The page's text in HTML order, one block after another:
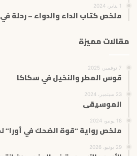
1 يناير، 2024
ملخص كتاب الداء والدواء – رحلة
مقالات مميزة
7 نوفمبر، 2025
قوس المطر والنخيل في سكاكا
23 سبتمبر، 2024
الموسيقى
18 يونيو، 2024
ملخص رواية “قوة الضحك في
29 يونيو، 2026